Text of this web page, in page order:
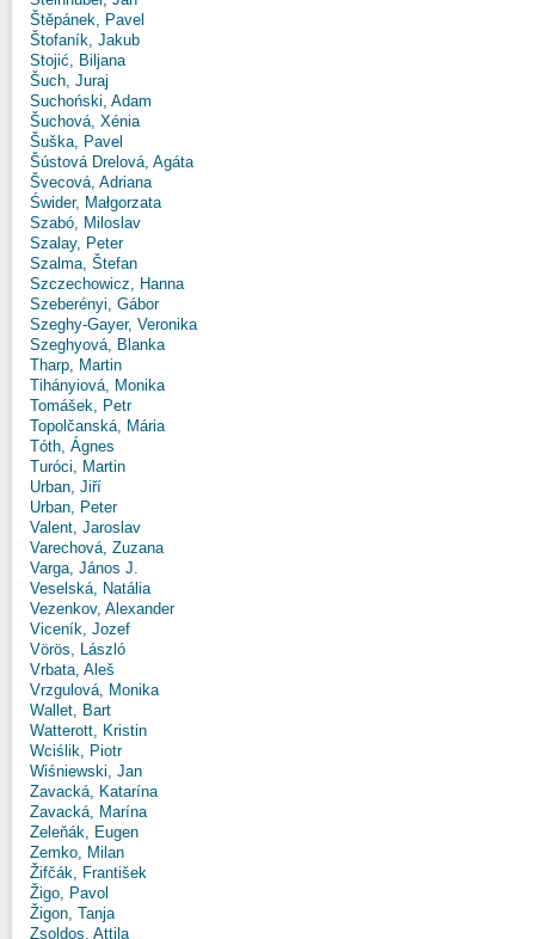
Štěpánek, Pavel
Štofaník, Jakub
Stojić, Biljana
Šuch, Juraj
Suchoński, Adam
Šuchová, Xénia
Šuška, Pavel
Šústová Drelová, Agáta
Švecová, Adriana
Świder, Małgorzata
Szabó, Miloslav
Szalay, Peter
Szalma, Štefan
Szczechowicz, Hanna
Szeberényi, Gábor
Szeghy-Gayer, Veronika
Szeghyová, Blanka
Tharp, Martin
Tihányiová, Monika
Tomášek, Petr
Topolčanská, Mária
Tóth, Ágnes
Turóci, Martin
Urban, Jiří
Urban, Peter
Valent, Jaroslav
Varechová, Zuzana
Varga, János J.
Veselská, Natália
Vezenkov, Alexander
Viceník, Jozef
Vörös, László
Vrbata, Aleš
Vrzgulová, Monika
Wallet, Bart
Watterott, Kristin
Wciślik, Piotr
Wiśniewski, Jan
Zavacká, Katarína
Zavacká, Marína
Zeleňák, Eugen
Zemko, Milan
Žifčák, František
Žigo, Pavol
Žigon, Tanja
Zsoldos, Attila